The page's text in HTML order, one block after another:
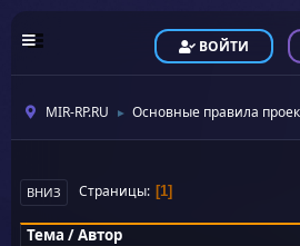
ВОЙТИ
MIR-RP.RU ► Основные правила
ВНИЗ Страницы 1
Тема /Автор